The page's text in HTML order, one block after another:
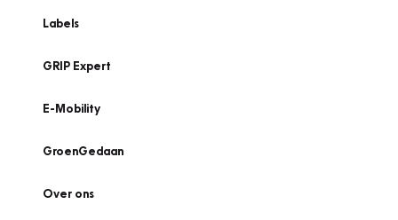
Labels
GRIP Expert
E-Mobility
GroenGedaan
Over ons